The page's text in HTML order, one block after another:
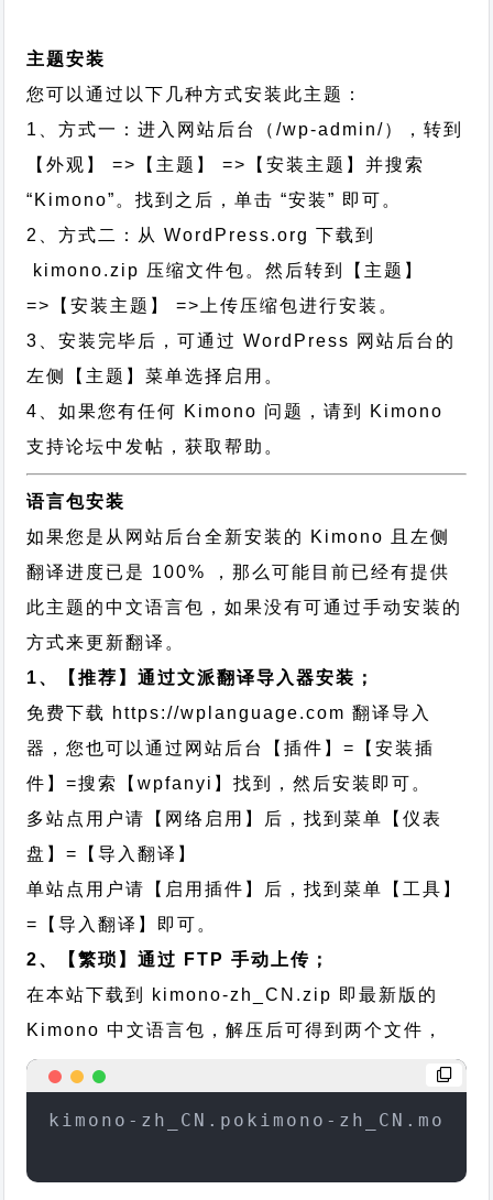
主题安装
您可以通过以下几种方式安装此主题：
1、方式一：进入网站后台（/wp-admin/），转到
【外观】 =>【主题】 =>【安装主题】并搜索
“Kimono”。找到之后，单击 “安装” 即可。
2、方式二：从 WordPress.org 下载到
kimono.zip 压缩文件包。然后转到【主题】
=>【安装主题】 =>上传压缩包进行安装。
3、安装完毕后，可通过 WordPress 网站后台的
左侧【主题】菜单选择启用。
4、如果您有任何 Kimono 问题，请到 Kimono
支持论坛中发帖，获取帮助。
语言包安装
如果您是从网站后台全新安装的 Kimono 且左侧
翻译进度已是 100% ，那么可能目前已经有提供
此主题的中文语言包，如果没有可通过手动安装的
方式来更新翻译。
1、【推荐】通过文派翻译导入器安装；
免费下载 https://wplanguage.com 翻译导入
器，您也可以通过网站后台【插件】=【安装插
件】=搜索【wpfanyi】找到，然后安装即可。
多站点用户请【网络启用】后，找到菜单【仪表
盘】=【导入翻译】
单站点用户请【启用插件】后，找到菜单【工具】
=【导入翻译】即可。
2、【繁琐】通过 FTP 手动上传；
在本站下载到 kimono-zh_CN.zip 即最新版的
Kimono 中文语言包，解压后可得到两个文件，
kimono-zh_CN.pokimono-zh_CN.mo